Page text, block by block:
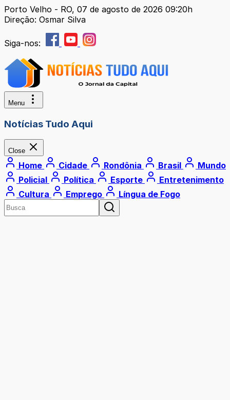
Porto Velho - RO, 07 de agosto de 2026 09:20h
Direção: Osmar Silva
Siga-nos:
Menu
Notícias Tudo Aqui
Close
Home Cidade Rondônia Brasil
Mundo
Policial
Política Esporte
Entretenimento
Cultura
Emprego Língua de Fogo